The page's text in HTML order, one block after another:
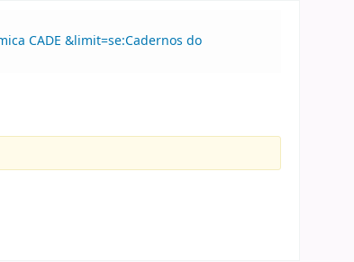
CADE &limit=se:Cadernos do